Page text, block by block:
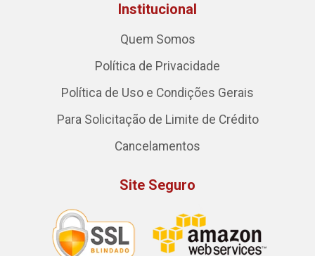
Institucional
Quem Somos
Política de Privacidade
Política de Uso e Condições Gerais
Para Solicitação de Limite de Crédito
Cancelamentos
Site Seguro